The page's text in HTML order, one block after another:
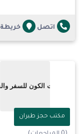
اتصل خريطة
مكتب حجز طيران